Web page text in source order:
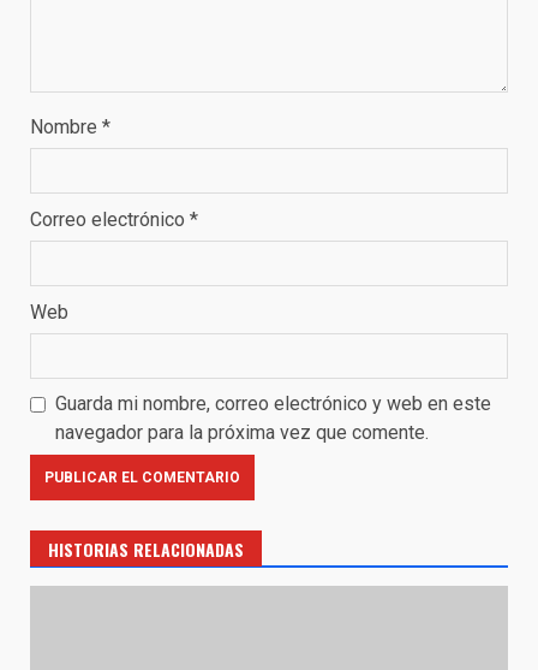
Nombre *
Correo electrónico *
Web
Guarda mi nombre, correo electrónico y web en este
navegador para la próxima vez que comente.
HISTORIAS RELACIONADAS